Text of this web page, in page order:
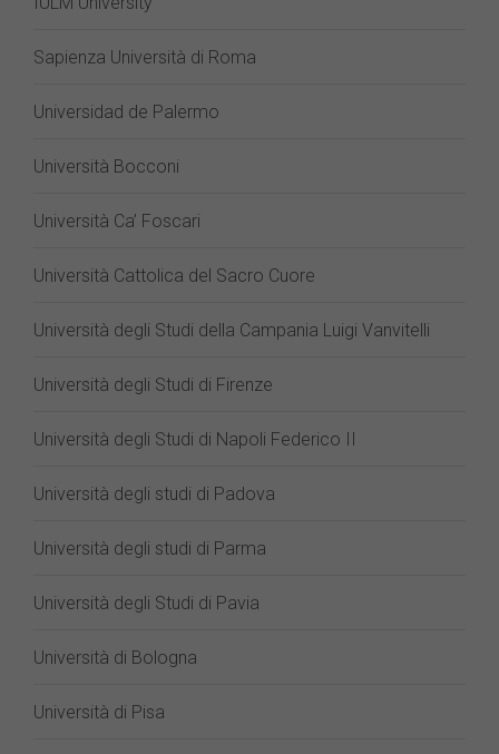
Sapienza Università di Roma
Universidad de Palermo
Università Bocconi
Università Ca’ Foscari
Università Cattolica del Sacro Cuore
Università degli Studi della Campania Luigi Vanvitelli
Università degli Studi di Firenze
Università degli Studi di Napoli Federico II
Università degli studi di Padova
Università degli studi di Parma
Università degli Studi di Pavia
Università di Bologna
Università di Pisa